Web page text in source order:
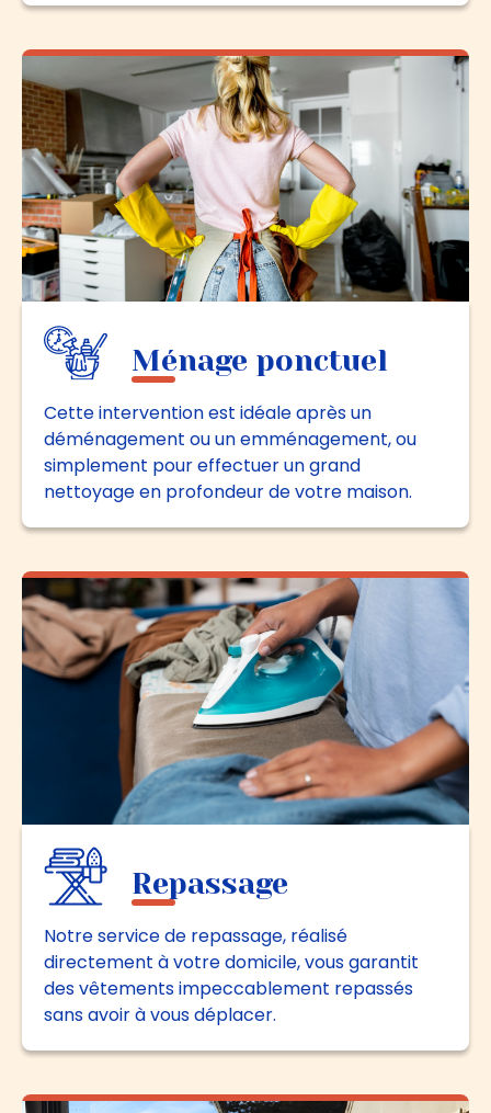
Ménage ponctuel
Cette intervention est idéale après un
déménagement ou un emménagement, ou
simplement pour effectuer un grand
nettoyage en profondeur de votre maison.
Repassage
Notre service de repassage, réalisé
directement à votre domicile, vous garantit
des vêtements impeccablement repassés
sans avoir à vous déplacer.